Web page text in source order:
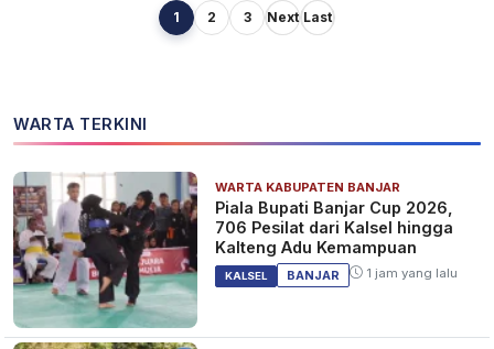
Indra Sjafri Kantongi 18 Pemain
Proyeksi SEA Games Thailand,
Indra Sjafri Sebut 23 Pemain U-
22 Ditetapkan Usai Hadapi Mali
BERITA 8 bulan yang lalu
1 2 3 Next Last
WARTA TERKINI
WARTA KABUPATEN BANJAR
Piala Bupati Banjar Cup 2026,
706 Pesilat dari Kalsel hingga
Kalteng Adu Kemampuan
KALSEL BANJAR 1 jam yang lalu